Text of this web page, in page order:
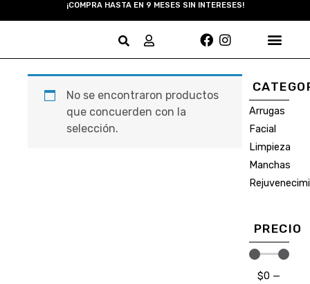
¡COMPRA HASTA EN 9 MESES SIN INTERESES!
Arrugas
Facial
Limpieza
Manchas
PRECIO
$0 —
No se encontraron productos
que concuerden con la
selección.